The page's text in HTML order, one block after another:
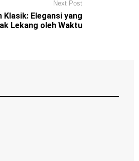
Next Post
Klasik: Elegansi yang
Lekang oleh Waktu